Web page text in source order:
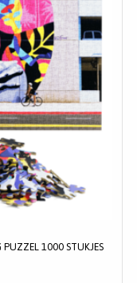
PUZZEL 1000 STUKJES